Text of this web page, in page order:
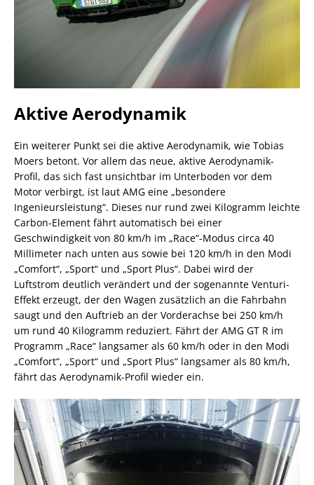
Aktive Aerodynamik
Ein weiterer Punkt sei die aktive Aerodynamik, wie Tobias
Moers betont. Vor allem das neue, aktive Aerodynamik-
Profil, das sich fast unsichtbar im Unterboden vor dem
Motor verbirgt, ist laut AMG eine „besondere
Ingenieursleistung“. Dieses nur rund zwei Kilogramm leichte
Carbon-Element fährt automatisch bei einer
Geschwindigkeit von 80 km/h im „Race“-Modus circa 40
Millimeter nach unten aus sowie bei 120 km/h in den Modi
„Comfort“, „Sport“ und „Sport Plus“. Dabei wird der
Luftstrom deutlich verändert und der sogenannte Venturi-
Effekt erzeugt, der den Wagen zusätzlich an die Fahrbahn
saugt und den Auftrieb an der Vorderachse bei 250 km/h
um rund 40 Kilogramm reduziert. Fährt der AMG GT R im
Programm „Race“ langsamer als 60 km/h oder in den Modi
„Comfort“, „Sport“ und „Sport Plus“ langsamer als 80 km/h,
fährt das Aerodynamik-Profil wieder ein.